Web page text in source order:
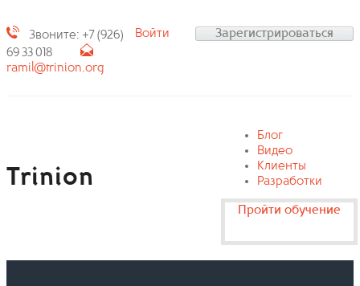
Звоните: +7 (926)
69 33 018
ramil@trinion.org
Войти Зарегистрироваться
Trinion
Блог
Видео
Клиенты
Разработки
Пройти обучение